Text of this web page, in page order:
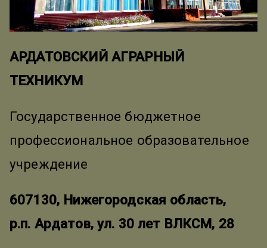
АРДАТОВСКИЙ АГРАРНЫЙ
ТЕХНИКУМ
Государственное бюджетное
профессиональное образовательное
учреждение
607130, Нижегородская область,
р.п. Ардатов, ул. 30 лет ВЛКСМ, 28